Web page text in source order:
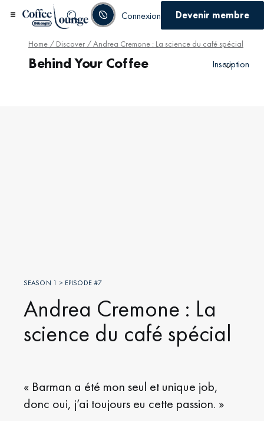
Connexion Devenir membre
Inscription
Home / Discover / Andrea Cremone : La science du café spécial
Behind Your Coffee
SEASON 1 > EPISODE #7
Andrea Cremone : La
science du café spécial
« Barman a été mon seul et unique job,
donc oui, j’ai toujours eu cette passion. »